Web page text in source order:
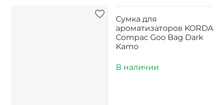
Сумка для
ароматизаторов KORDA
Compac Goo Bag Dark
Kamo
В наличии